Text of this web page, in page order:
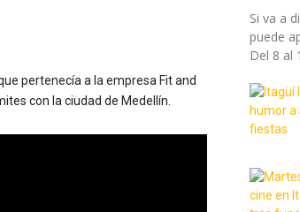
pertenecía a la empresa Fit and
con la ciudad de Medellín.
Si va a
puede
Del 8 al